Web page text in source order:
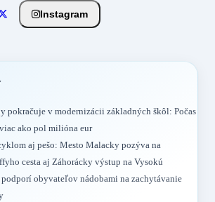
Instagram
pokračuje v modernizácii základných škôl: Počas
ako pol milióna eur
aj pešo: Mesto Malacky pozýva na
cesta aj Záhorácky výstup na Vysokú
obyvateľov nádobami na zachytávanie